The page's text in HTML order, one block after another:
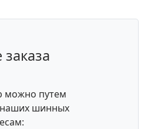
можно путем
шинных